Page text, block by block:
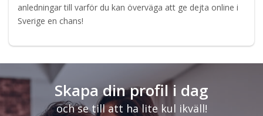
anledningar till varför du kan överväga att ge dejta online i
Sverige en chans!
Skapa din profil i dag
och se till att ha lite kul ikväll!